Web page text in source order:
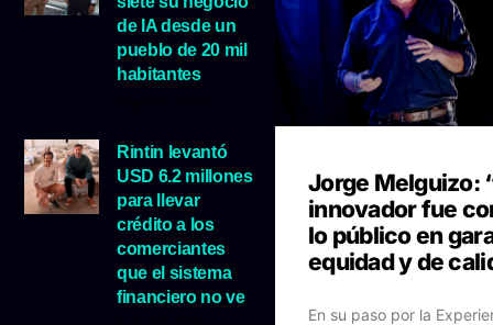
de IA desde un
pueblo de 20 mil
habitantes
Rintin levantó
USD 6.2 millones
para llevar
crédito a los
comerciantes
que el sistema
financiero no ve
Jorge Melguizo:
innovador fue
lo público en
equidad y de
En su paso por la